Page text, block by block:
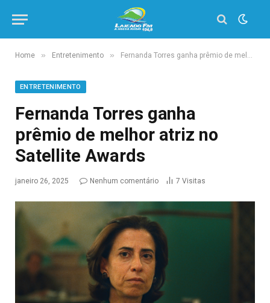
Home » Entretenimento » Fernanda Torres ganha prêmio de melhor atriz no Satellite Awards
ENTRETENIMENTO
Fernanda Torres ganha
prêmio de melhor atriz no
Satellite Awards
janeiro 26, 2025 Nenhum comentário 7 Visitas